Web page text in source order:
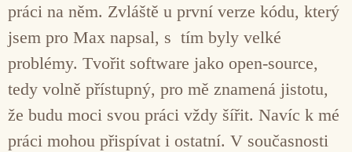
práci na něm. Zvláště u první verze kódu, který
jsem pro Max napsal, s tím byly velké
problémy. Tvořit software jako open-source,
tedy volně přístupný, pro mě znamená jistotu,
že budu moci svou práci vždy šířit. Navíc k mé
práci mohou přispívat i ostatní. V současnosti